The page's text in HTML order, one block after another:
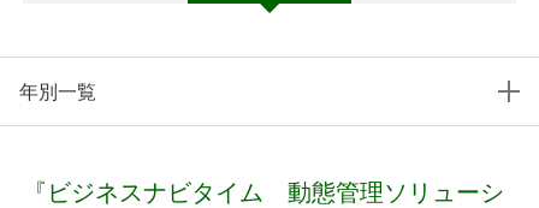
年別一覧
『ビジネスナビタイム 動態管理ソリューシ